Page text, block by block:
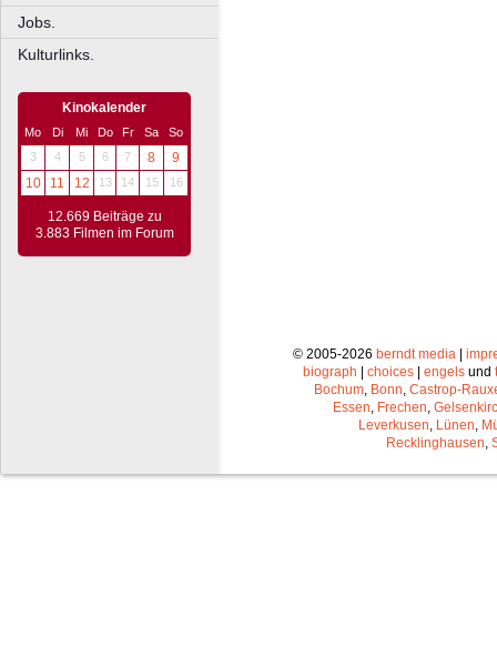
Jobs.
Kulturlinks.
Kinokalender
Mo Di Mi Do Fr Sa
So
3
4 5 6 7 8
9
10
11 12 13 14 15 16
12.669 Beiträge zu
3.883 Filmen im Forum
© 2005-2026 berndt media|
biograph
choices engels und
Bochum, Bonn, Castrop-
Essen, Frechen,
Leverkusen, Lünen,
Recklinghausen,